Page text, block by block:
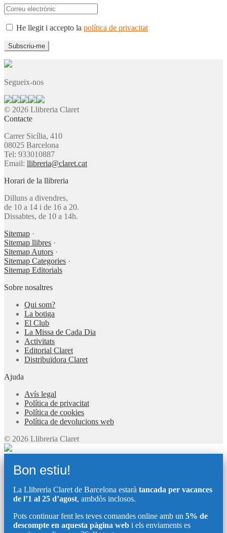
He llegit i accepto la política de privacitat
Segueix-nos
© 2026 Llibreria Claret
Contacte
Carrer Sicília, 410
08025 Barcelona
Tel: 933010887
Email: llibreria@claret.cat
Horari de la llibreria
Dilluns a divendres,
de 10 a 14 i de 16 a 20.
Dissabtes, de 10 a 14h.
Sitemap ·
Sitemap llibres ·
Sitemap Autors ·
Sitemap Categories ·
Sitemap Editorials
Sobre nosaltres
Qui som?
La botiga
El Club
La Missa de Cada Dia
Activitats
Editorial Claret
Distribuïdora Claret
Ajuda
Avís legal
Política de privacitat
Política de cookies
Política de devolucions web
© 2026 Llibreria Claret
Bon estiu!
La Llibreria Claret de Barcelona estarà tancada per vacances
de l’1 al 25 d’agost, ambdòs inclosos.
Pots continuar fent les teves comandes online amb un 5% de
descompte en aquesta pàgina web i els enviaments es